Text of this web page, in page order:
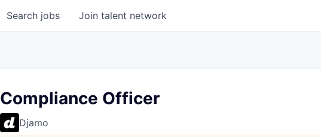
Search jobs Join talent network
Compliance Officer
Djamo